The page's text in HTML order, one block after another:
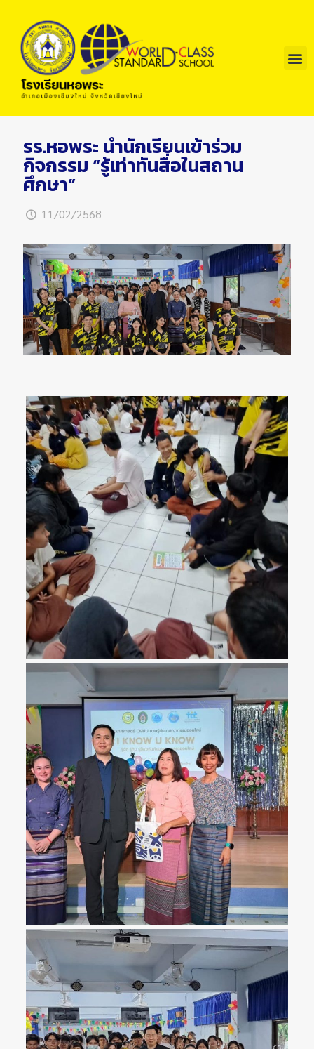
รร.หอพระ นำนักเรียนเข้าร่วม
กิจกรรม “รู้เท่าทันสื่อในสถาน
ศึกษา”
11/02/2568